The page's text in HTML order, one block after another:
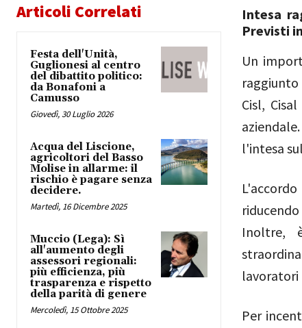
Articoli Correlati
Festa dell'Unità,
Guglionesi al centro
del dibattito politico:
da Bonafoni a
Camusso
Giovedì, 30 Luglio 2026
Acqua del Liscione,
agricoltori del Basso
Molise in allarme: il
rischio è pagare senza
decidere.
Martedì, 16 Dicembre 2025
Muccio (Lega): Sì
all'aumento degli
assessori regionali:
più efficienza, più
trasparenza e rispetto
della parità di genere
Mercoledì, 15 Ottobre 2025
Intesa
Previsti
Un
raggiunto
Cisl,
l'intesa
Inoltre,
lavoratori
Per